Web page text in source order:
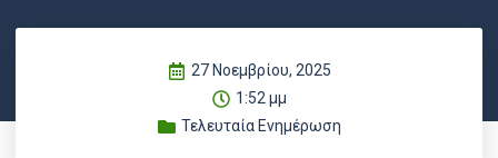
27 Νοεμβρίου, 2025
1:52 μμ
Τελευταία Ενημέρωση